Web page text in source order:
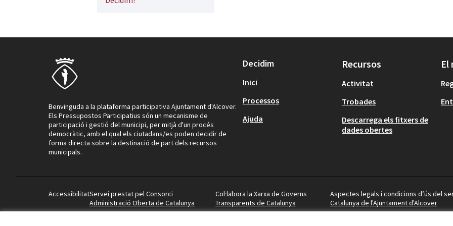
Benvinguda a la plataforma participativa Ajuntament d'Alcover.
Els Pressupostos Participatius són un mecanisme de
participació i gestió del municipi, per mitjà d'un procés
democràtic, amb el qual els ciutadans/es poden decidir de
forma directa sobre la destinació de part dels recursos
municipals.
Decidim
Inici
Processos
Ajuda
Recursos
Activitat
Trobades
Descarrega els fitxers de
dades obertes
El
AccessibilitatServei prestat pel Consorci
Administració Oberta de Catalunya
Col·labora la Xarxa de Governs
Transparents de Catalunya
Aspectes legals i condicions d’ús del
Catalunya de l'Ajuntament d'Alcover